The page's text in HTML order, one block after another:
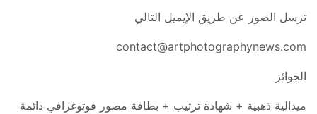
ترسل الصور عن طريق الإيميل التالي
contact@artphotographynews.com
الجوائز
ميدالية ذهبية + شهادة ترتيب + بطاقة مصور فوتوغرافي دائمة